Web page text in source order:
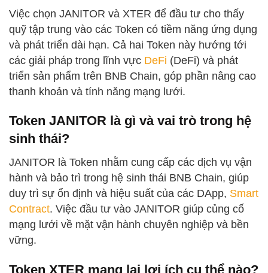
Việc chọn JANITOR và XTER để đầu tư cho thấy
quỹ tập trung vào các Token có tiềm năng ứng dụng
và phát triển dài hạn. Cả hai Token này hướng tới
các giải pháp trong lĩnh vực DeFi (DeFi) và phát
triển sản phẩm trên BNB Chain, góp phần nâng cao
thanh khoản và tính năng mạng lưới.
Token JANITOR là gì và vai trò trong hệ
sinh thái?
JANITOR là Token nhằm cung cấp các dịch vụ vận
hành và bảo trì trong hệ sinh thái BNB Chain, giúp
duy trì sự ổn định và hiệu suất của các DApp, Smart
Contract. Việc đầu tư vào JANITOR giúp củng cố
mạng lưới về mặt vận hành chuyên nghiệp và bền
vững.
Token XTER mang lại lợi ích cụ thể nào?